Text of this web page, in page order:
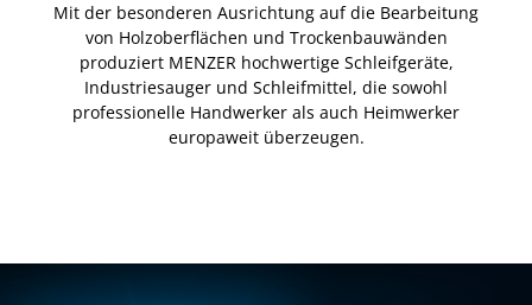
Mit der besonderen Ausrichtung auf die Bearbeitung
von Holzoberflächen und Trockenbauwänden
produziert MENZER hochwertige Schleifgeräte,
Industriesauger und Schleifmittel, die sowohl
professionelle Handwerker als auch Heimwerker
europaweit überzeugen.